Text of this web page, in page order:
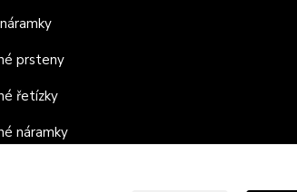
prsteny
řetízky
náramky